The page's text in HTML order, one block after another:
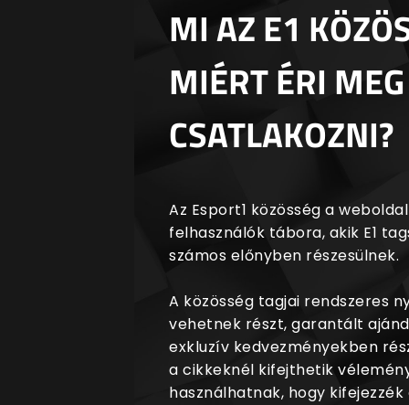
MI AZ E1
MIÉRT ÉRI MEG
CSATLAKOZNI?
Az Esport1 közösség a
felhasználók tábora, akik E1
számos előnyben részesülnek.
A közösség tagjai rendszeres
vehetnek részt, garantált
exkluzív kedvezményekben
a cikkeknél kifejthetik
használhatnak, hogy